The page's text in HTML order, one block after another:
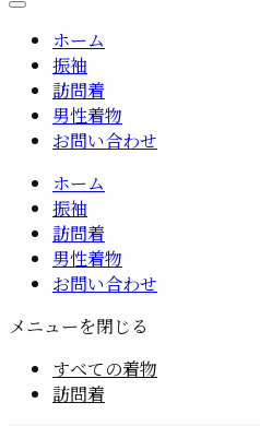
ホーム
振袖
訪問着
男性着物
お問い合わせ
ホーム
振袖
訪問着
男性着物
お問い合わせ
メニューを閉じる
すべての着物
訪問着